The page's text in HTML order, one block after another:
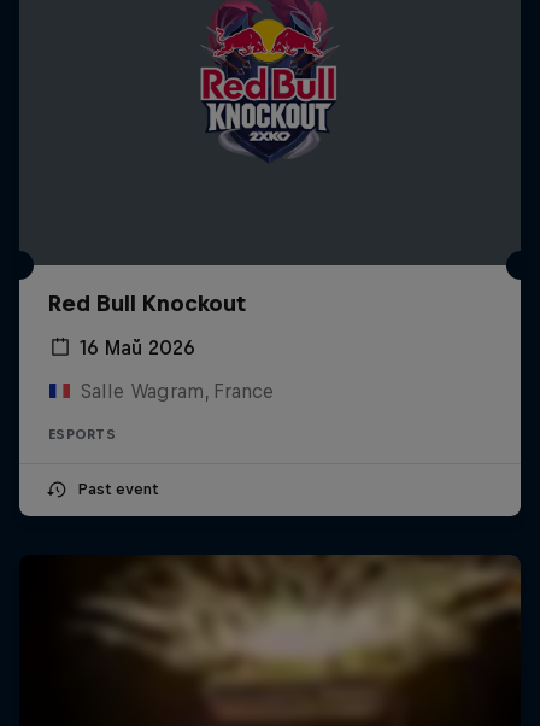
Red Bull Knockout
16 Май 2026
Salle Wagram, France
ESPORTS
Past event